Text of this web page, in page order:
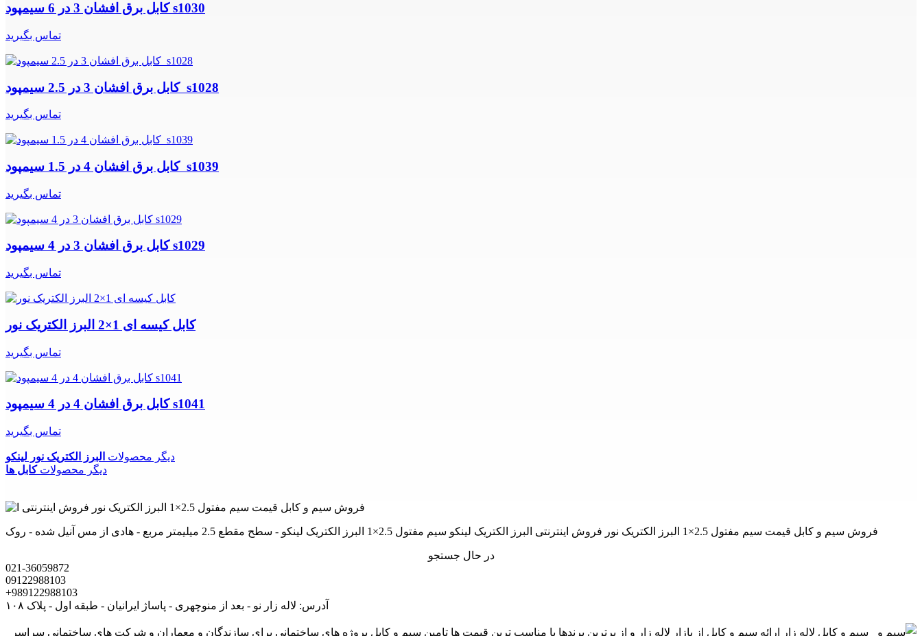
کابل برق افشان 3 در 6 سیمپود s1030
تماس بگیرید
کابل برق افشان 3 در 2.5 سیمپود s1028
تماس بگیرید
کابل برق افشان 4 در 1.5 سیمپود s1039
تماس بگیرید
کابل برق افشان 3 در 4 سیمپود s1029
تماس بگیرید
کابل کیسه ای 1×2 البرز الکتریک نور
تماس بگیرید
کابل برق افشان 4 در 4 سیمپود s1041
تماس بگیرید
دیگر محصولات البرز الکتریک نور لینکو
دیگر محصولاتکابل ها
فروش سیم و کابل قیمت سیم مفتول 2.5×1 البرز الکتریک نور فروش اینترنتی البرز الکتریک لینکو سیم مفتول 2.5×1 البرز الکتریک لینکو - سطح مقطع 2.5 میلیمتر مربع - هادی از مس آنیل شده - روک
در حال جستجو
021-36059872
09122988103
+989122988103
آدرس: لاله زار نو - بعد از منوچهری - پاساژ ایرانیان - طبقه اول - پلاک ۱۰۸
سیم و کابل لاله زار ارائه سیم و کابل از بازار لاله زار و از برترین برندها با مناسب ترین قیمت ها تامین سیم و کابل پروژه های ساختمانی برای سازندگان و معماران و شرکت های ساختمانی سراسر